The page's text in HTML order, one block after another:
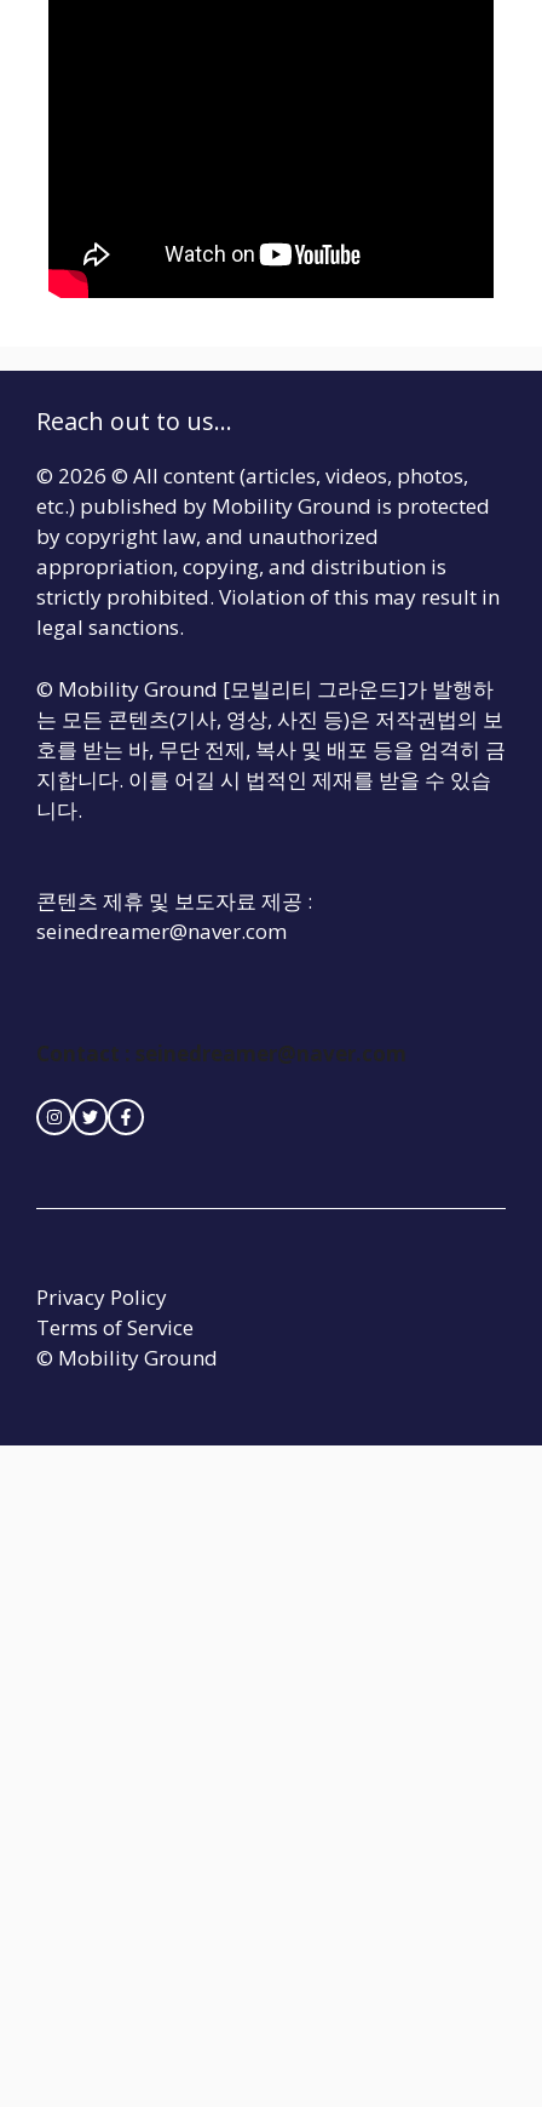
Reach out to us...
© 2026 © All content (articles, videos, photos,
etc.) published by Mobility Ground is protected
by copyright law, and unauthorized
appropriation, copying, and distribution is
strictly prohibited. Violation of this may result in
legal sanctions.
© Mobility Ground [모빌리티 그라운드]가 발행하
는 모든 콘텐츠(기사, 영상, 사진 등)은 저작권법의 보
호를 받는 바, 무단 전제, 복사 및 배포 등을 엄격히 금
지합니다. 이를 어길 시 법적인 제재를 받을 수 있습
니다.
콘텐츠 제휴 및 보도자료 제공 :
seinedreamer@naver.com
Contact : seinedreamer@naver.com
© Mobility Ground
Privacy Policy
Terms of Service